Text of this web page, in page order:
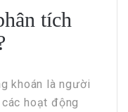
tích
khoán là người
hoạt động